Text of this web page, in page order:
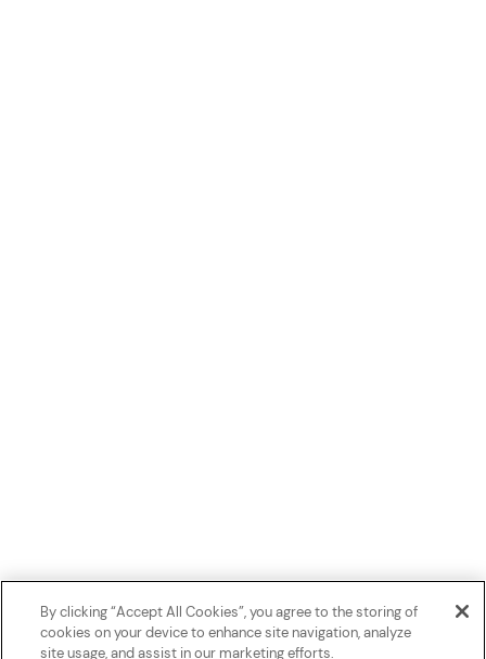
By clicking “Accept All Cookies”, you agree to the storing of
cookies on your device to enhance site navigation, analyze
site usage, and assist in our marketing efforts.